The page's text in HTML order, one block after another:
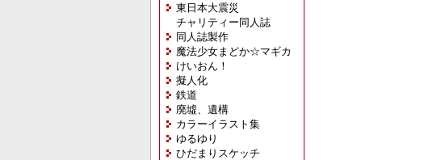
東日本大震災
チャリティー同人誌
同人誌製作
魔法少女まどか☆マギカ
けいおん！
擬人化
鉄道
廃墟、遺構
カラーイラスト集
ゆるゆり
ひだまりスケッチ